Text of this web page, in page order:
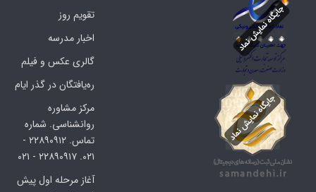
تقویم روز
اخبار مدرسه
گالری عکس و فیلم
ره‌یافتگان در گذر ایام
مرکز مشاوره
روانشناسی. شماره
تماس. ۲۲۸۹۰۹۱۲ -
۰۲۱. ۲۲۸۹۰۹۱۷ - ۰۲۱
آغاز مرحله اول پیش